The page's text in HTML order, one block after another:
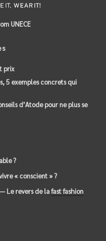
UNECE
prix
5 exemples concrets qui
d’Atode pour ne plus se
?
« conscient » ?
Le revers de lafast fashion